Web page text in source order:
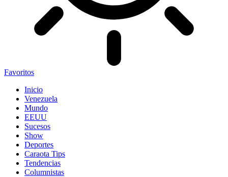
Favoritos
Inicio
Venezuela
Mundo
EEUU
Sucesos
Show
Deportes
Caraota Tips
Tendencias
Columnistas